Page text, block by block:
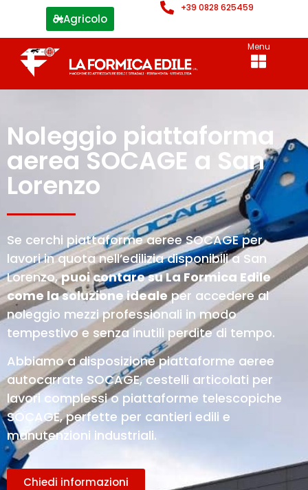
Agricolo
+39 0828 625459
Menu
Noleggio piattaforma
aerea SOCAGE a San
Lorenzo
Se cerchi piattaforme aeree SOCAGE per
lavori in quota nell’edilizia disponibili a San
Lorenzo,puoi contare su La Formica Edile
come la soluzione idealeper accedere al
noleggio mezzi professionali in modo
tempestivo e senza inutili perdite di tempo.
Abbiamo a disposizione piattaforme aeree
autocarrate SOCAGE, cestelli articolati per
lavori complessi o piattaforme telescopiche
SOCAGE, perfette per cantieri edili e
manutenzioni industriali.
Chiedi informazioni